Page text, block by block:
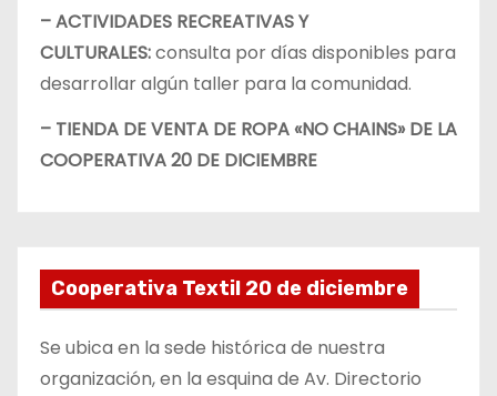
– ACTIVIDADES RECREATIVAS Y
CULTURALES:consulta por días disponibles para
desarrollar algún taller para la comunidad.
– TIENDA DE VENTA DE ROPA «NO CHAINS» DE LA
COOPERATIVA 20 DE DICIEMBRE
Cooperativa Textil 20 de diciembre
Se ubica en la sede histórica de nuestra
organización, en la esquina de Av. Directorio